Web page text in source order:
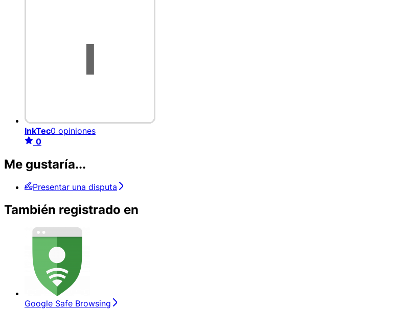
InkTec0 opiniones
0
Me gustaría...
Presentar una disputa
También registrado en
Google Safe Browsing